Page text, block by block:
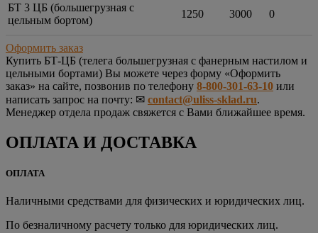
БТ 3 ЦБ (большегрузная с
цельным бортом)
1250 3000 0
Оформить заказ
Купить БТ-ЦБ (телега большегрузная с фанерным настилом и
цельными бортами) Вы можете через форму «Оформить
заказ» на сайте, позвонив по телефону 8-800-301-63-10 или
написать запрос на почту: ✉ contact@uliss-sklad.ru.
Менеджер отдела продаж свяжется с Вами ближайшее время.
ОПЛАТА И ДОСТАВКА
ОПЛАТА
Наличными средствами для физических и юридических лиц.
По безналичному расчету только для юридических лиц.